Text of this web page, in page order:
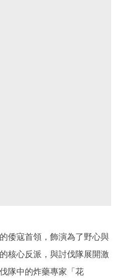
倭寇首領，飾演為了野心與
核心反派，與討伐隊展開激
隊中的炸藥專家「花